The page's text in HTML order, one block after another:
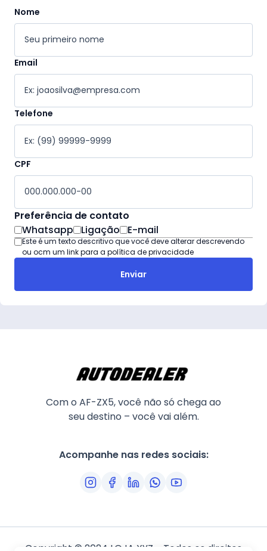
Nome
Email
Telefone
CPF
Preferência de contato
Whatsapp
Ligação E-mail
Este é um texto descritivo que você deve alterar descrevendo
ou ocm um link para a política de privacidade
Enviar
Com o AF-ZX5, você não só chega ao
seu destino – você vai além.
Acompanhe nas redes sociais: